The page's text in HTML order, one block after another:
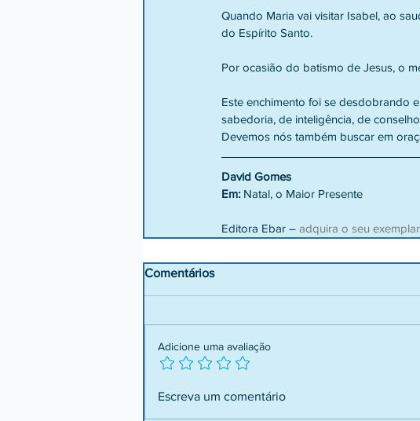
Quando Maria vai visitar Isabel, ao
do Espírito Santo.
Por ocasião do batismo de Jesus, o
Este enchimento foi se desdobrando
sabedoria, de inteligência, de
Devemos nós também buscar em
David Gomes
Em: Natal, o Maior Presente
Editora Ebar – adquira o seu exemplar
Comentários
Adicione uma avaliação
Escreva um comentário